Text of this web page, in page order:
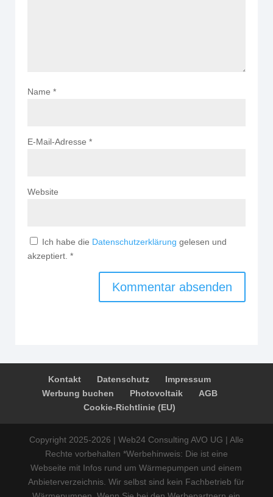
Name *
E-Mail-Adresse *
Website
Ich habe die Datenschutzerklärung gelesen und
akzeptiert. *
Kontakt Datenschutz
Impressum
Werbung buchen
Photovoltaik
AGB
Cookie-Richtlinie (EU)
Copyright 2025-2026 | Web24 Consulting AVO UG | Alle
Rechte vorbehalten *Werbehinweis: Die ist eine
Webseite mit Infos rund um Wärmepumpen und einem
Anbieterverzeichnis. Wir selbst sind kein Fachbetrieb für